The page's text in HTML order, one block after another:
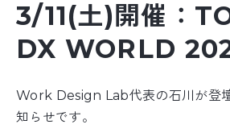
3/11(土)開催：
DX WORLD
Work Design Lab代表の石川が登
知らせです。